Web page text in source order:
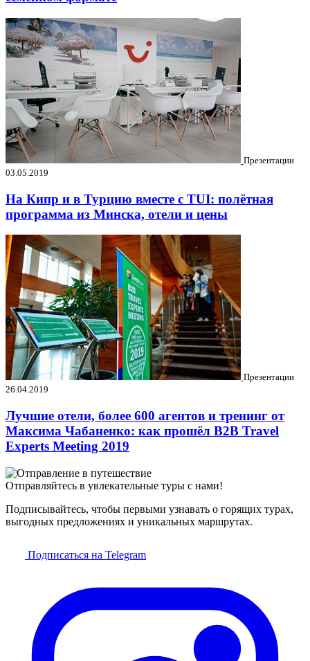
Презентации
03.05.2019
На Кипр и в Турцию вместе с TUI: полётная
программа из Минска, отели и цены
Презентации
26.04.2019
Лучшие отели, более 600 агентов и тренинг от
Максима Чабаненко: как прошёл B2B Travel
Experts Meeting 2019
Отправляйтесь в увлекательные туры с нами!
Подписывайтесь, чтобы первыми узнавать о горящих турах,
выгодных предложениях и уникальных маршрутах.
Подписаться на Telegram